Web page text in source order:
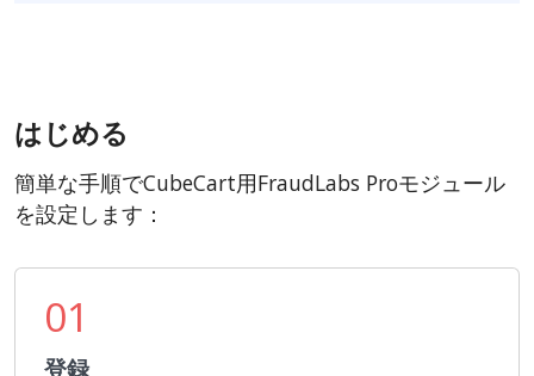
はじめる
簡単な手順でCubeCart用FraudLabs Proモジュール
を設定します：
01
登録